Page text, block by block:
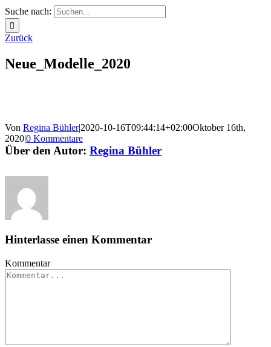
Suche nach:
Zurück
Neue_Modelle_2020
Von Regina Bühler|2020-10-16T09:44:14+02:00Oktober 16th,
2020|0 Kommentare
Über den Autor: Regina Bühler
Hinterlasse einen Kommentar
Kommentar